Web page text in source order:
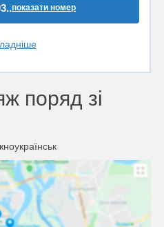
показати номер
поряд зі